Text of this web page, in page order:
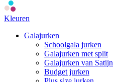
Kleuren
Galajurken
Schoolgala jurken
Galajurken met split
Galajurken van Satijn
Budget jurken